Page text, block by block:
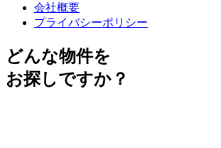
会社概要
プライバシーポリシー
どんな物件を
お探しですか？